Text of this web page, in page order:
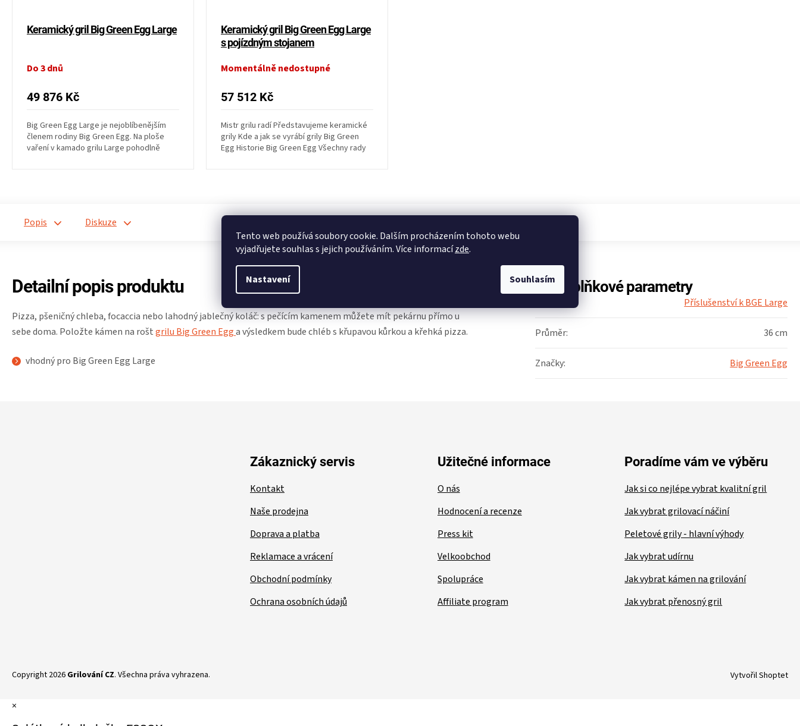
Tento web používá soubory cookie. Dalším procházením tohoto webu
vyjadřujete souhlas s jejich používáním. Více informacízde.
Nastavení Souhlasím
Keramický gril Big Green Egg Large
Do 3 dnů
49 876 Kč
Big Green Egg Large je nejoblíbenějším
členem rodiny Big Green Egg. Na ploše
vaření v kamado grilu Large pohodlně
Keramický gril Big Green Egg Large
s pojízdným stojanem
Momentálně nedostupné
57 512 Kč
Mistr grilu radí Představujeme keramické
grily Kde a jak se vyrábí grily Big Green
Egg Historie Big Green Egg Všechny rady
Popis Diskuze
Detailní popis produktu
Pizza, pšeničný chleba, focaccia nebo lahodný jablečný koláč: s pečícím kamenem můžete mít pekárnu přímo u
sebe doma. Položte kámen na roštgrilu Big Green Egga výsledkem bude chléb s křupavou kůrkou a křehká pizza.
vhodný pro Big Green Egg Large
Doplňkové parametry
: Příslušenství k BGE Large
Průměr: 36 cm
Značky: Big Green Egg
Zákaznický servis
Kontakt
Naše prodejna
Doprava a platba
Reklamace a vrácení
Obchodní podmínky
Ochrana osobních údajů
Užitečné informace
O nás
Hodnocení a recenze
Press kit
Velkoobchod
Spolupráce
Affiliate program
Poradíme vám ve výběru
Jak si co nejlépe vybrat kvalitní gril
Jak vybrat grilovací náčiní
Peletové grily - hlavní výhody
Jak vybrat udírnu
Jak vybrat kámen na grilování
Jak vybrat přenosný gril
Vytvořil Shoptet
Copyright 2026 Grilování CZ. Všechna práva vyhrazena.
×